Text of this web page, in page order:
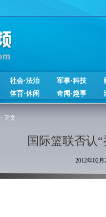
社会·法治 军事·科技
体育·休闲 奇闻·趣事
正文
国际篮联否认
2012年02